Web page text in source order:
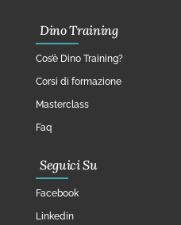
Dino Training
Cos’è Dino Training?
Corsi di formazione
Masterclass
Faq
Seguici Su
Facebook
Linkedin